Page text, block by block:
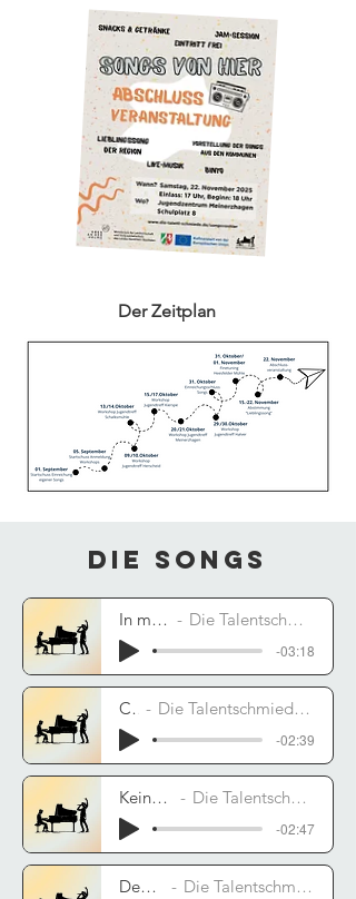
Der Zeitplan
Die Songs
In meinen Träumen Die Talentschmiede feat. Jugendzentrum Herscheid
-03:18
Chaos Die Talentschmiede feat. Jugendzentrum Schalksmühle
-02:39
Keine Sekunde lang Die Talentschmiede feat. Jugendzentrum Kierspe
-02:47
Dead of the night Die Talentschmiede feat. Jugendzentrum Meinerzhagen